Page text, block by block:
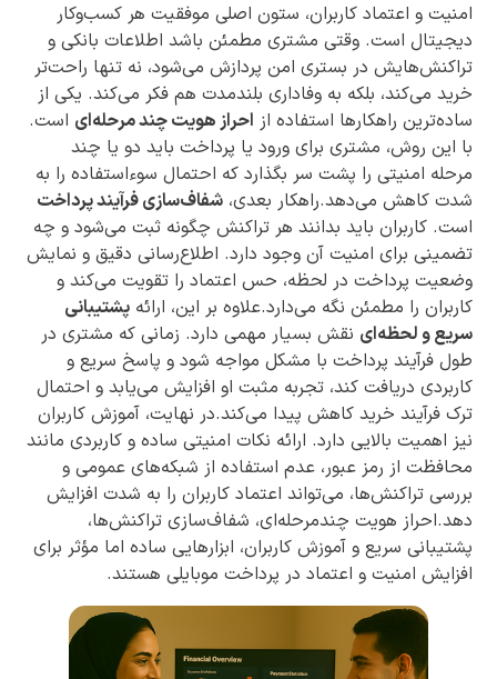
امنیت و اعتماد کاربران، ستون اصلی موفقیت هر کسب‌وکار
دیجیتال است. وقتی مشتری مطمئن باشد اطلاعات بانکی و
تراکنش‌هایش در بستری امن پردازش می‌شود، نه تنها راحت‌تر
خرید می‌کند، بلکه به وفاداری بلندمدت هم فکر می‌کند. یکی از
ساده‌ترین راهکارها استفاده از احراز هویت چند مرحله‌ای است.
با این روش، مشتری برای ورود یا پرداخت باید دو یا چند
مرحله امنیتی را پشت سر بگذارد که احتمال سوءاستفاده را به
شدت کاهش می‌دهد.راهکار بعدی، شفاف‌سازی فرآیند پرداخت
است. کاربران باید بدانند هر تراکنش چگونه ثبت می‌شود و چه
تضمینی برای امنیت آن وجود دارد. اطلاع‌رسانی دقیق و نمایش
وضعیت پرداخت در لحظه، حس اعتماد را تقویت می‌کند و
کاربران را مطمئن نگه می‌دارد.علاوه بر این، ارائه پشتیبانی
سریع و لحظه‌ای نقش بسیار مهمی دارد. زمانی که مشتری در
طول فرآیند پرداخت با مشکل مواجه شود و پاسخ سریع و
کاربردی دریافت کند، تجربه مثبت او افزایش می‌یابد و احتمال
ترک فرآیند خرید کاهش پیدا می‌کند.در نهایت، آموزش کاربران
نیز اهمیت بالایی دارد. ارائه نکات امنیتی ساده و کاربردی مانند
محافظت از رمز عبور، عدم استفاده از شبکه‌های عمومی و
بررسی تراکنش‌ها، می‌تواند اعتماد کاربران را به شدت افزایش
دهد.احراز هویت چندمرحله‌ای، شفاف‌سازی تراکنش‌ها،
پشتیبانی سریع و آموزش کاربران، ابزارهایی ساده اما مؤثر برای
افزایش امنیت و اعتماد در پرداخت موبایلی هستند.